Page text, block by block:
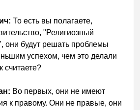
То есть вы полагаете,
"Религиозный
они будут решать проблемы
успехом, чем это делали
считаете?
Во первых, они не имеют
к правому. Они не правые, они